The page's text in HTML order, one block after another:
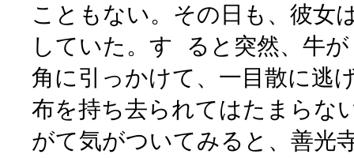
こともない。その日も、彼女
していた。す ると突然、牛
角に引っかけて、一目散に逃
布を持ち去られてはたまらな
がて気がついてみると、善光